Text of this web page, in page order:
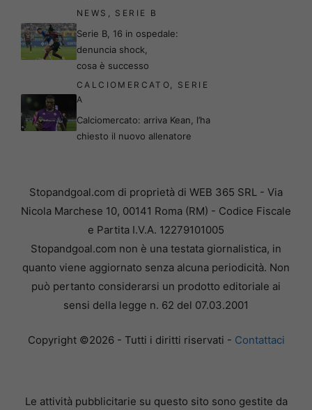
NEWS , SERIE B
Serie B, 16 in ospedale:
denuncia shock,
cosa è successo
CALCIOMERCATO, SERIE
A
Calciomercato: arriva Kean, l’ha
chiesto il nuovo allenatore
Stopandgoal.com di proprietà di WEB 365 SRL - Via
Nicola Marchese 10, 00141 Roma (RM) - Codice Fiscale
e Partita I.V.A. 12279101005
Stopandgoal.com non è una testata giornalistica, in
quanto viene aggiornato senza alcuna periodicità. Non
può pertanto considerarsi un prodotto editoriale ai
sensi della legge n. 62 del 07.03.2001
Copyright ©2026 - Tutti i diritti riservati - Contattaci
Le attività pubblicitarie su questo sito sono gestite da